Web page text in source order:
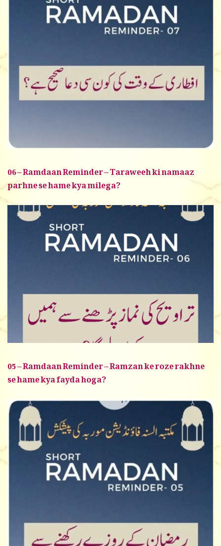
06 – Ramdaan Reminder – Taraweeh ki namaaz
parhne se hame kya milega?
05 – Ramdaan Reminder – Ramzan ke roze rakhne
se hame kya fayda hoga?